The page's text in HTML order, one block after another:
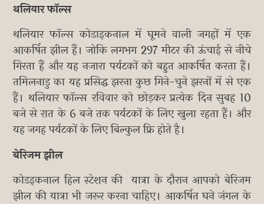
थलियार फॉल्स
थलियार फॉल्स कोडाइकनाल में घूमने वाली जगहों में एक
आकर्षित झील हैं। जोकि लगभग 297 मीटर की ऊंचाई से नीचे
गिरता हैं और यह नजारा पर्यटकों को बहुत आकर्षित करता हैं।
तमिलनाडु का यह प्रसिद्ध झरना कुछ गिने-चुने झरनों में से एक
हैं। थलियार फॉल्स रविवार को छोड़कर प्रत्येक दिन सुबह 10
बजे से रात के 6 बजे तक पर्यटकों के लिए खुला रहता हैं। और
यह जगह पर्यटकों के लिए बिल्कुल फ्रि होते है।
बेरिजम झील
कोडइकनाल हिल स्टेशन की यात्रा के दौरान आपको बेरिजम
झील की यात्रा भी जरूर करना चाहिए। आकर्षित घने जंगल के